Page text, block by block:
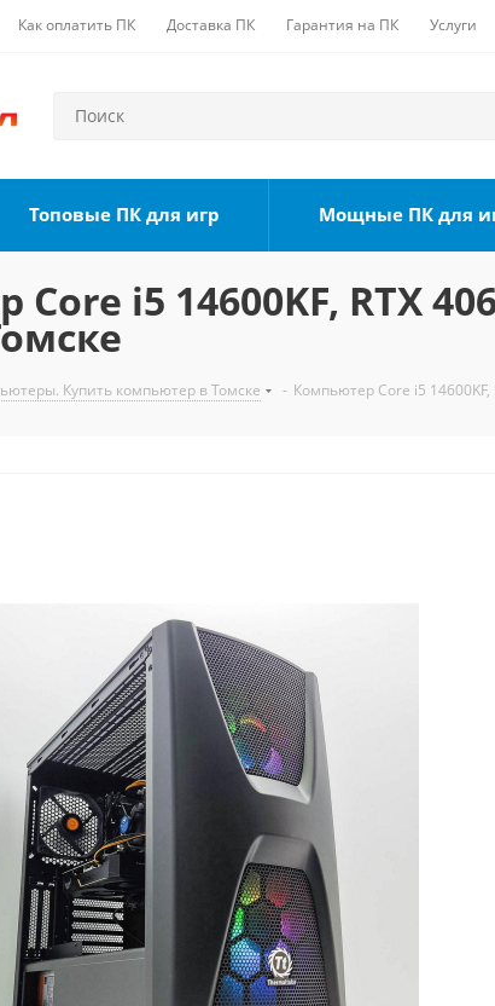
Как оплатить ПК Доставка ПК Гарантия на ПК Услуги
Топовые ПК для игр Мощные ПК для
i5 14600KF, RTX
Купить компьютер в Томске - Компьютер Core i5 14600KF,